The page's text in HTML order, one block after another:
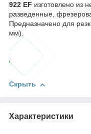
922 EF изготовлено из
разведенные,
Предназначено для
мм).
Скрыть
Характеристики